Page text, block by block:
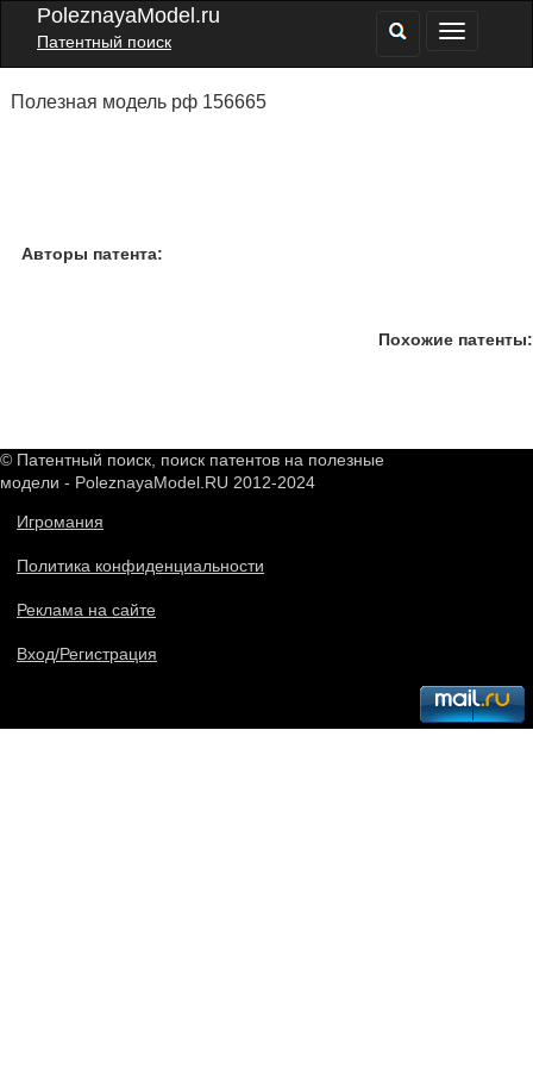
PoleznayaModel.ru
Патентный поиск
Полезная модель рф 156665
Авторы патента:
Похожие патенты:
© Патентный поиск, поиск патентов на полезные
модели - PoleznayaModel.RU 2012-2024
Игромания
Политика конфиденциальности
Реклама на сайте
Вход/Регистрация